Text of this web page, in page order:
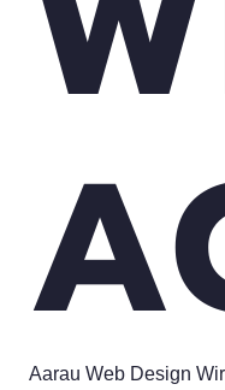
Aarau Web Design